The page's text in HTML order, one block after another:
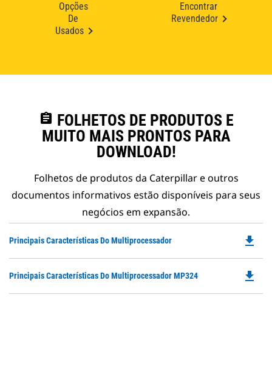
Opções
De
Usados
Encontrar
Revendedor
assignment FOLHETOS DE PRODUTOS E
MUITO MAIS PRONTOS PARA
DOWNLOAD!
Folhetos de produtos da Caterpillar e outros
documentos informativos estão disponíveis para seus
negócios em expansão.
Principais Características Do Multiprocessador
a
file_download
Principais Características Do Multiprocessador MP324 file_download